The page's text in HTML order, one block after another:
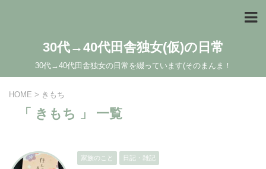
30代→40代田舎独女(仮)の日常
30代→40代田舎独女の日常を綴っています(そのまんま！
HOME > きもち
「 きもち 」 一覧
家族のこと 日記・雑記